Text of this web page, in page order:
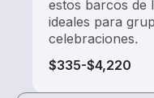
estos barcos de
ideales para
celebraciones.
$335-$4,220